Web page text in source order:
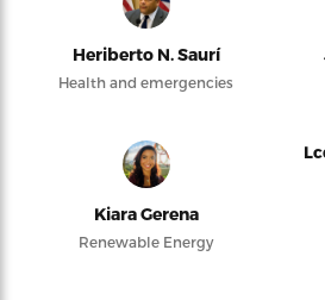
Heriberto N. Saurí
Health and emergencies
Kiara Gerena
Renewable Energy